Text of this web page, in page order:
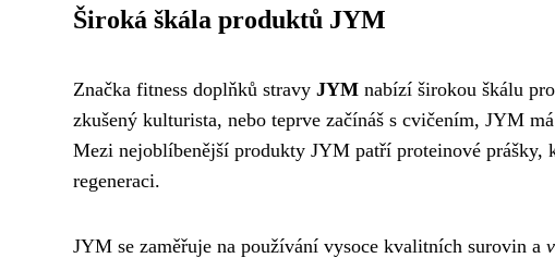
Široká škála produktů JYM
Značka fitness doplňků stravy JYM nabízí širokou škálu
zkušený kulturista, nebo teprve začínáš s cvičením, JYM
Mezi nejoblíbenější produkty JYM patří proteinové
regeneraci.
JYM se zaměřuje na používání vysoce kvalitních surovin a